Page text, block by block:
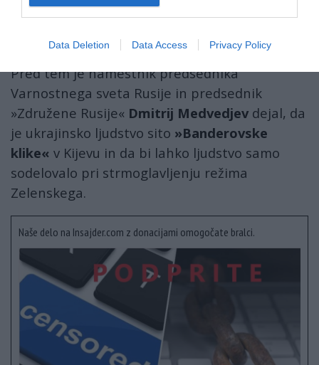
Data Deletion Data Access Privacy Policy
povedal, kako je Zelenski spremenil Ukrajino
Pred tem je namestnik predsednika
Varnostnega sveta Rusije in predsednik
»Združene Rusije« Dmitrij Medvedjev dejal, da
je ukrajinsko ljudstvo sito »Banderovske
klike« v Kijevu in da bi lahko ljudstvo samo
sodelovalo pri strmoglavljenju režima
Zelenskega.
Naše delo na Insajder.com z donacijami omogočate bralci.